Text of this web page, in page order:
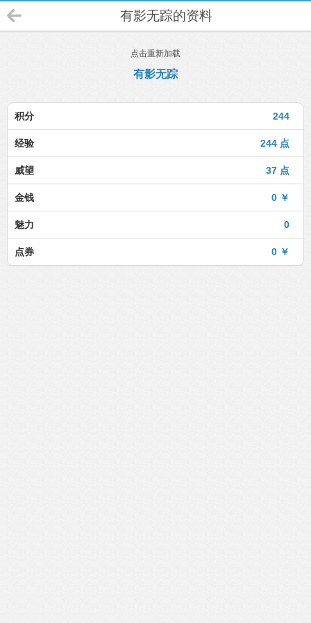
有影无踪的资料
点击重新加载
有影无踪
244
积分
244 点
经验
37 点
威望
0 ￥
金钱
0
魅力
0 ￥
点券